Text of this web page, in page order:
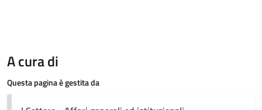
A cura di
Questa pagina è gestita da